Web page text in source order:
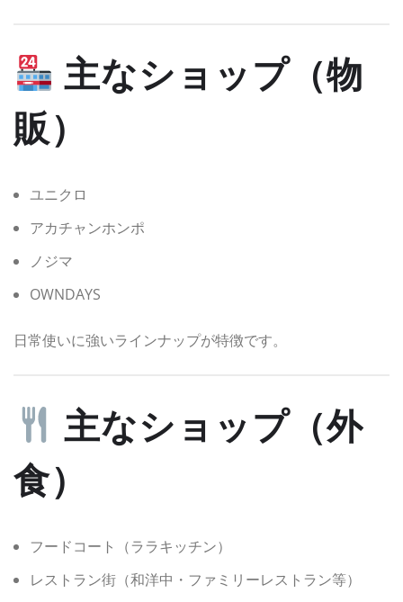
主なショップ（物
販）
ユニクロ
アカチャンホンポ
ノジマ
OWNDAYS
日常使いに強いラインナップが特徴です。
主なショップ（外
食）
フードコート（ララキッチン）
レストラン街（和洋中・ファミリーレストラン等）